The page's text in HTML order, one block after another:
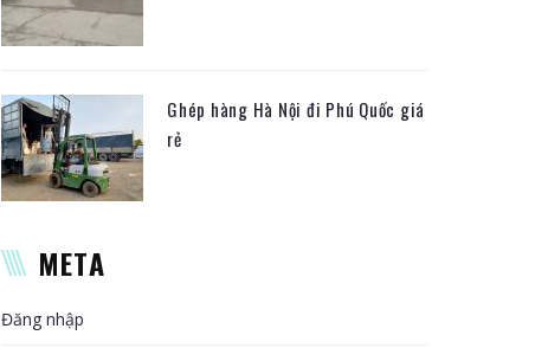
Ghép hàng Hà Nội đi Phú Quốc giá
rẻ
META
Đăng nhập